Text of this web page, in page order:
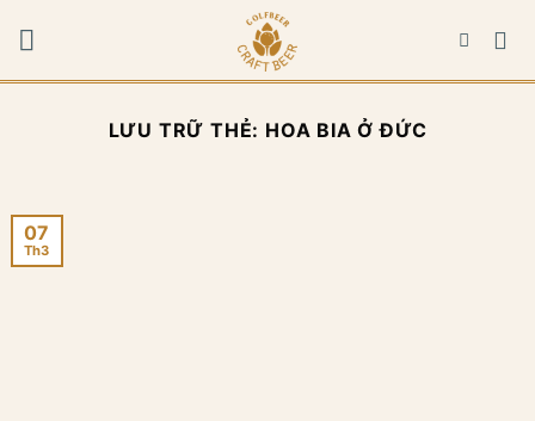
qua
LƯU TRỮ THẺ: HOA BIA Ở ĐỨC
07
Th3